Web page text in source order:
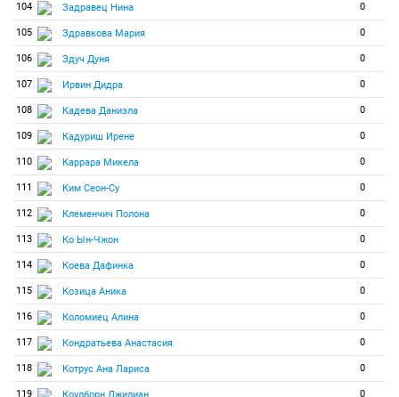
104 Задравец Нина 0
105 Здравкова Мария 0
106 Здуч Дуня 0
107 Ирвин Дидра 0
108 Кадева Даниэла 0
109 Кадуриш Ирене 0
110 Каррара Микела 0
111 Ким Сеон-Су 0
112 Клеменчич Полона 0
113 Ко Ын-Чжон 0
114 Коева Дафинка 0
115 Козица Аника 0
116 Коломиец Алина 0
117 Кондратьева Анастасия 0
118 Котрус Ана Лариса 0
119 Коулборн Джилиан 0